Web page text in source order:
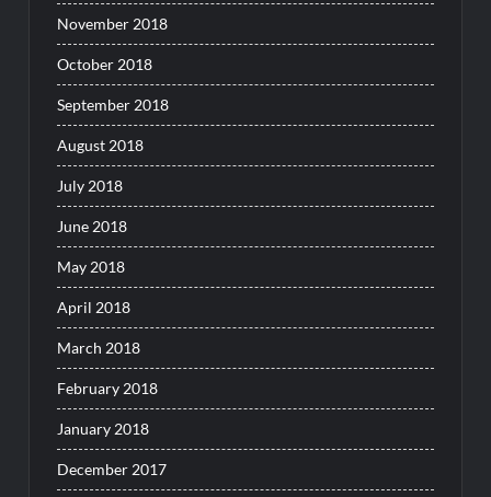
November 2018
October 2018
September 2018
August 2018
July 2018
June 2018
May 2018
April 2018
March 2018
February 2018
January 2018
December 2017